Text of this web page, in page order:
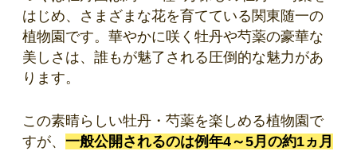
はじめ、さまざまな花を育てている関東随一の
植物園です。華やかに咲く牡丹や芍薬の豪華な
美しさは、誰もが魅了される圧倒的な魅力があ
ります。
この素晴らしい牡丹・芍薬を楽しめる植物園で
すが、 一般公開されるのは例年4～5月の約1ヵ月